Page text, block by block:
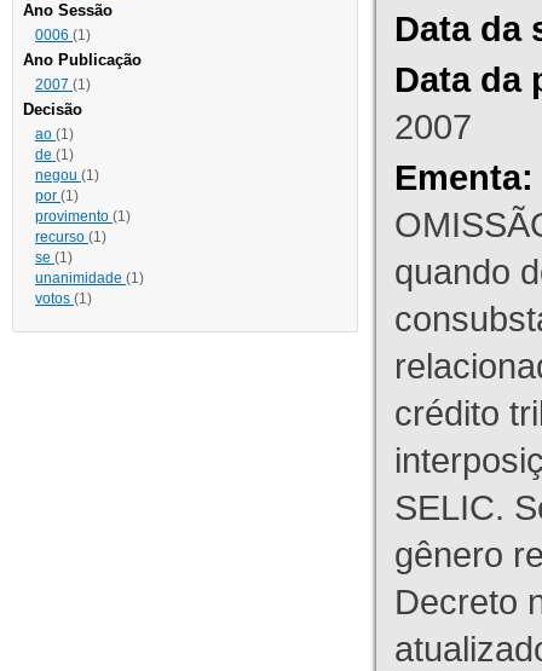
Ano Sessão
0006 (1)
Ano Publicação
2007 (1)
Decisão
ao (1)
de (1)
negou (1)
por (1)
provimento (1)
recurso (1)
se (1)
unanimidade (1)
votos (1)
Data da
Data da
2007
Ementa:
quando
crédito
SELIC.
gênero
Decreto